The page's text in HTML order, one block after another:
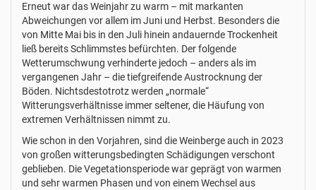
Erneut war das Weinjahr zu warm – mit markanten
Abweichungen vor allem im Juni und Herbst. Besonders die
von Mitte Mai bis in den Juli hinein andauernde Trockenheit
ließ bereits Schlimmstes befürchten. Der folgende
Wetterumschwung verhinderte jedoch – anders als im
vergangenen Jahr – die tiefgreifende Austrocknung der
Böden. Nichtsdestotrotz werden „normale“
Witterungsverhältnisse immer seltener, die Häufung von
extremen Verhältnissen nimmt zu.
Wie schon in den Vorjahren, sind die Weinberge auch in 2023
von großen witterungsbedingten Schädigungen verschont
geblieben. Die Vegetationsperiode war geprägt von warmen
und sehr warmen Phasen und von einem Wechsel aus